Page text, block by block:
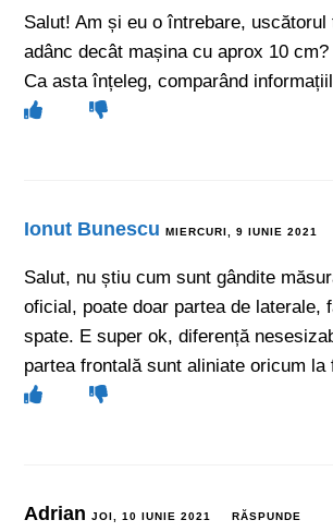
Salut! Am și eu o întrebare, uscătorul
adânc decât mașina cu aprox 10 cm?
Ca asta înțeleg, comparând
Ionut Bunescu MIERCURI, 9 IUNIE 2021
Salut, nu știu cum sunt gândite
oficial, poate doar partea de laterale,
spate. E super ok, diferență
partea frontală sunt aliniate oricum la
AdrianJOI, 10 IUNIE 2021 RĂSPUNDE